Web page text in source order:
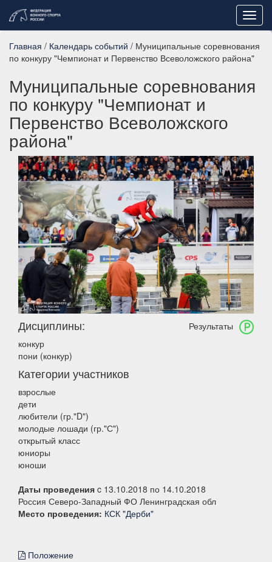
Главная / Календарь событий / Муниципальные соревнования
по конкуру "Чемпионат и Первенство Всеволожского района"
Муниципальные соревнования
по конкуру "Чемпионат и
Первенство Всеволожского
района"
Результаты
Дисциплины:
конкур
пони (конкур)
Категории участников
взрослые
дети
любители (гр."D")
молодые лошади (гр."С")
открытый класс
юниоры
юноши
Даты проведения c 13.10.2018 по 14.10.2018
Россия Северо-Западный ФО Ленинградская обл
Место проведения: КСК "Дерби"
Положение